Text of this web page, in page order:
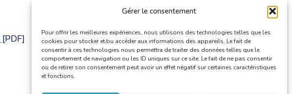
Gérer le consentement
Pour offrir les meilleures expériences, nous utilisons des technologies telles que les
cookies pour stocker et/ou accéder aux informations des appareils. Le fait de
consentir à ces technologies nous permettra de traiter des données telles que le
comportement de navigation ou les ID uniques sur ce site. Le fait de ne pas consentir
ou de retirer son consentement peut avoir un effet négatif sur certaines caractéristiques
et fonctions.
[PDF]